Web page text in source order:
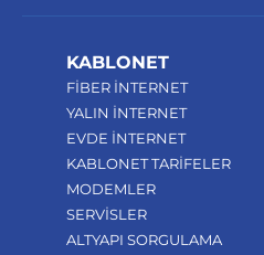
KABLONET
FİBER İNTERNET
YALIN İNTERNET
EVDE İNTERNET
KABLONET TARİFELER
MODEMLER
SERVİSLER
ALTYAPI SORGULAMA